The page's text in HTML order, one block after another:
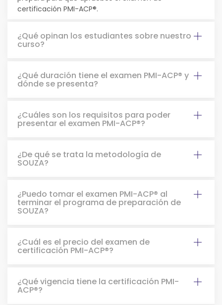
certificación PMI-ACP®.
¿Qué opinan los estudiantes sobre nuestro
curso?
¿Qué duración tiene el examen PMI-ACP® y
dónde se presenta?
¿Cuáles son los requisitos para poder
presentar el examen PMI-ACP®?
¿De qué se trata la metodología de
SOUZA?
¿Puedo tomar el examen PMI-ACP® al
terminar el programa de preparación de
SOUZA?
¿Cuál es el precio del examen de
certificación PMI-ACP®?
¿Qué vigencia tiene la certificación PMI-
ACP®?